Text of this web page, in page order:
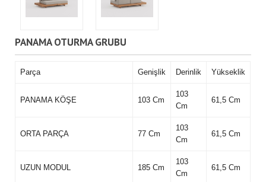
PANAMA OTURMA GRUBU
Parça Genişlik Derinlik Yükseklik
PANAMA KÖŞE 103 Cm
103
Cm
61,5 Cm
ORTA PARÇA 77 Cm
103
Cm
61,5 Cm
UZUN MODUL 185 Cm
103
Cm
61,5 Cm